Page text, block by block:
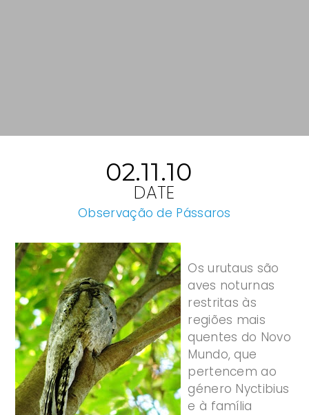
02.11.10
DATE
Observação de Pássaros
Os urutaus são
aves noturnas
restritas às
regiões mais
quentes do Novo
Mundo, que
pertencem ao
género Nyctibius
e à família